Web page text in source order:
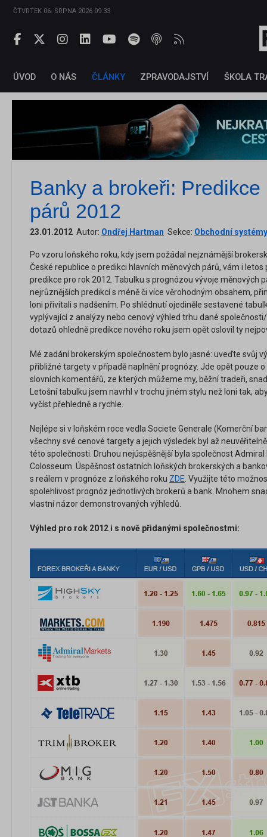
ČTVRTEK 06. SRPNA 2026 09:33
ÚVOD O NÁS ČLÁNKY ZPRAVODAJSTVÍ ŠKOLA
Banky a brokeři:
párů 2012
23.01.2012 Autor: Ondřej Hartman Sekce: Obchodní systémy
Po vzoru loňského roku, kdy jsem požádal nejznámější
České republice o predikci hlavních měnových párů, vám i
predikce pro rok 2012. Tabulku s prognózou vývoje měnových
nejrůznějších predikcí s méně či více věrohodným obsahem,
loni přivítali s nadšením. Po shlédnutí ojediněle sestavené
vyplývající z analýzy nebo cenový výhled trhu dané
dotazů ohledně predikce nového roku jsem opět oslovil ty
Mé zadání brokerským společnostem bylo jasné: uveďte svůj
přibližné targety v případě naplnění prognózy. Jde opět pouze
slovních komentářů, ze kterých můžeme my, běžní tradeři,
Letošní tabulku jsem navrhl v trochu jiném stylu než loni tak,
vyčíst přehledně a rychle.
Nejlépe si v loňském roce vedla Societe Generale (Komerční
všechny své cenové targety a jejich výsledek byl až
této společnosti. Druhou nejúspěšnější byla společnost
Colosseum. Úspěšnost ostatních loňských brokerských a
s reálem v prognóze z loňského roku ZDE. Využijte této
spolehlivost prognóz jednotlivých brokerů a bank. Mnohem
vlastní názor demonstrovaných výhledů.
Výhled pro rok 2012 i s nově přidanými společnostmi: